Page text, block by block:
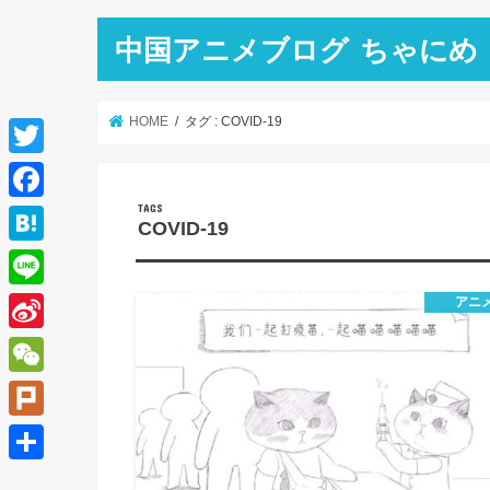
中国アニメブログ ちゃにめ
HOME タグ : COVID-19
COVID-19
アニ
T
w
i
t
e
r
F
a
c
e
b
o
o
k
H
a
t
e
a
L
i
n
e
S
i
n
a
W
e
C
P